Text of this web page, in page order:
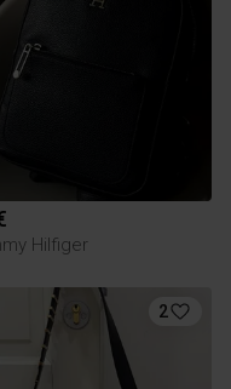
Hilfiger
2